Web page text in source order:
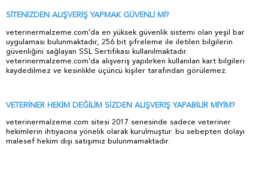
SİTENİZDEN ALIŞVERİŞ YAPMAK GÜVENLİ Mİ?
veterinermalzeme.com'da en yüksek güvenlik sistemi olan yeşil bar
uygulaması bulunmaktadır, 256 bit şifreleme ile iletilen bilgilerin
güvenliğini sağlayan SSL Sertifikası kullanılmaktadır.
veterinermalzeme.com'da alışveriş yapılırken kullanılan kart bilgileri
kaydedilmez ve kesinlikle üçüncü kişiler tarafından görülemez.
VETERİNER HEKİM DEĞİLİM SİZDEN ALIŞVERİŞ YAPABİLİR MİYİM?
veterinermalzeme.com sitesi 2017 senesinde sadece veteriner
hekimlerin ihtiyacına yönelik olarak kurulmuştur. bu sebepten dolayı
malesef hekim dışı satışımız bulunmamaktadır.